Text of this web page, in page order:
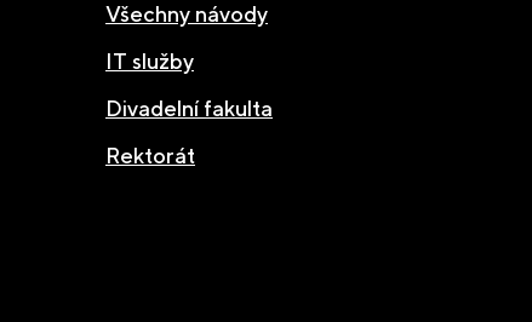
Všechny návody
IT služby
Divadelní fakulta
Rektorát